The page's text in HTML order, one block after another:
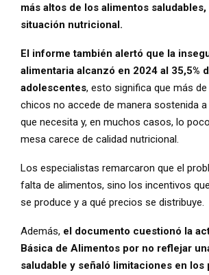
más altos de los alimentos saludables,
situación nutricional.
El informe también alertó que la
alimentaria alcanzó en 2024 al 35,5%
adolescentes, esto significa que más
chicos no accede de manera sostenida
que necesita y, en muchos casos, lo
mesa carece de calidad nutricional.
Los especialistas remarcaron que el
falta de alimentos, sino los incentivos
se produce y a qué precios se distribuye.
Además, el documento cuestionó la
Básica de Alimentos por no reflejar
saludable y señaló limitaciones en los